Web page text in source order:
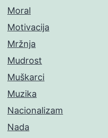
Moral
Motivacija
Mržnja
Mudrost
Muškarci
Muzika
Nacionalizam
Nada